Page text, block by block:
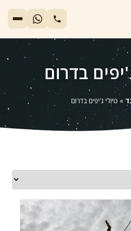
בדרום
»טיולי ג'יפים בדרום